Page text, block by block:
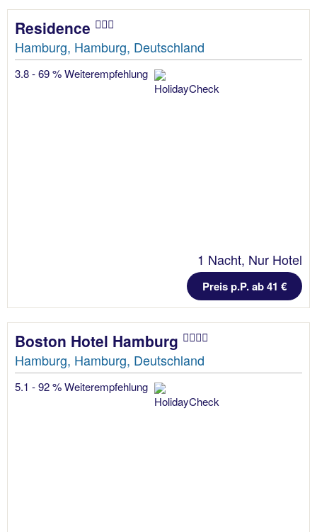
Residence
Hamburg, Hamburg, Deutschland
3.8 - 69 % Weiterempfehlung
1 Nacht, Nur Hotel
Preis p.P. ab 41 €
Boston Hotel Hamburg
Hamburg, Hamburg, Deutschland
5.1 - 92 % Weiterempfehlung